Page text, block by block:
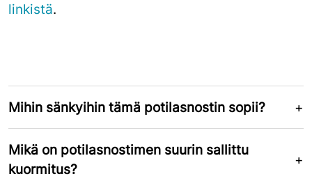
linkistä.
Mihin sänkyihin tämä potilasnostin sopii?
Mikä on potilasnostimen suurin sallittu
kuormitus?